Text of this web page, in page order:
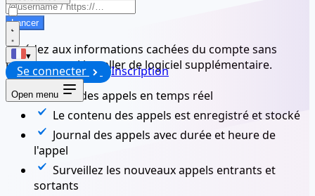
▾
Se connecter Inscription
Open menu
Lancer
Accédez aux informations cachées du compte sans
télécharger ni installer de logiciel supplémentaire.
Suivi des appels en temps réel
Le contenu des appels est enregistré et stocké
Journal des appels avec durée et heure de
l'appel
Surveillez les nouveaux appels entrants et
sortants